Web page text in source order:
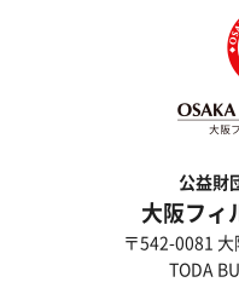
公益財
大阪フィ
〒542-0081
TODA